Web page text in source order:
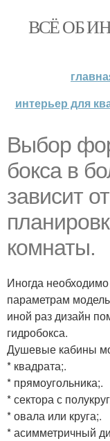
ВСЁ ОБ
интерьер для
Выбор
бокса в
зависит
комнаты.
Иногда
параметрам
иной раз дизайн
гидробокса.
Душевые кабины
* квадрата;.
* прямоугольника;.
* сектора с
* овала или круга;.
* асимметричный